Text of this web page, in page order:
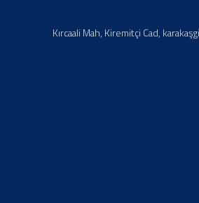
Kırcaali Mah, Kiremitçi Cad,